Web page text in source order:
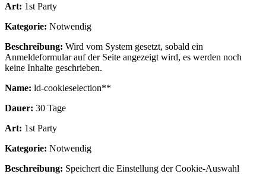
Art: 1st Party
Kategorie: Notwendig
Beschreibung: Wird vom System gesetzt, sobald ein
Anmeldeformular auf der Seite angezeigt wird, es werden noch
keine Inhalte geschrieben.
Name: ld-cookieselection**
Dauer: 30 Tage
Art: 1st Party
Kategorie: Notwendig
Beschreibung: Speichert die Einstellung der Cookie-Auswahl